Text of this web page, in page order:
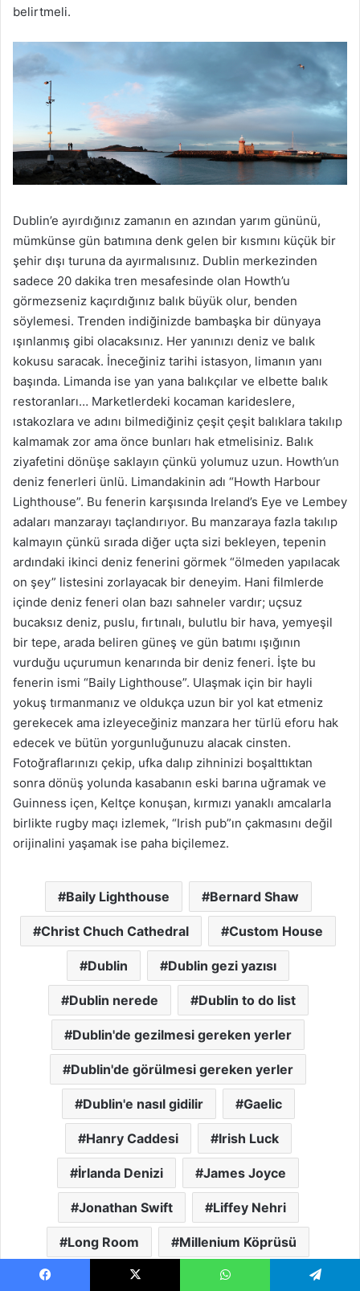
belirtmeli.
Dublin’e ayırdığınız zamanın en azından yarım gününü,
mümkünse gün batımına denk gelen bir kısmını küçük bir
şehir dışı turuna da ayırmalısınız. Dublin merkezinden
sadece 20 dakika tren mesafesinde olan Howth’u
görmezseniz kaçırdığınız balık büyük olur, benden
söylemesi. Trenden indiğinizde bambaşka bir dünyaya
ışınlanmış gibi olacaksınız. Her yanınızı deniz ve balık
kokusu saracak. İneceğiniz tarihi istasyon, limanın yanı
başında. Limanda ise yan yana balıkçılar ve elbette balık
restoranları… Marketlerdeki kocaman karideslere,
ıstakozlara ve adını bilmediğiniz çeşit çeşit balıklara takılıp
kalmamak zor ama önce bunları hak etmelisiniz. Balık
ziyafetini dönüşe saklayın çünkü yolumuz uzun. Howth’un
deniz fenerleri ünlü. Limandakinin adı “Howth Harbour
Lighthouse”. Bu fenerin karşısında Ireland’s Eye ve Lembey
adaları manzarayı taçlandırıyor. Bu manzaraya fazla takılıp
kalmayın çünkü sırada diğer uçta sizi bekleyen, tepenin
ardındaki ikinci deniz fenerini görmek “ölmeden yapılacak
on şey” listesini zorlayacak bir deneyim. Hani filmlerde
içinde deniz feneri olan bazı sahneler vardır; uçsuz
bucaksız deniz, puslu, fırtınalı, bulutlu bir hava, yemyeşil
bir tepe, arada beliren güneş ve gün batımı ışığının
vurduğu uçurumun kenarında bir deniz feneri. İşte bu
fenerin ismi “Baily Lighthouse”. Ulaşmak için bir hayli
yokuş tırmanmanız ve oldukça uzun bir yol kat etmeniz
gerekecek ama izleyeceğiniz manzara her türlü eforu hak
edecek ve bütün yorgunluğunuzu alacak cinsten.
Fotoğraflarınızı çekip, ufka dalıp zihninizi boşalttıktan
sonra dönüş yolunda kasabanın eski barına uğramak ve
Guinness içen, Keltçe konuşan, kırmızı yanaklı amcalarla
birlikte rugby maçı izlemek, “Irish pub”ın çakmasını değil
orijinalini yaşamak ise paha biçilemez.
Baily Lighthouse Bernard Shaw
Christ Chuch Cathedral Custom House
Dublin Dublin gezi yazısı
Dublin nerede Dublin to do list
Dublin'de gezilmesi gereken yerler
Dublin'de görülmesi gereken yerler
Dublin'e nasıl gidilir Gaelic
Hanry Caddesi Irish Luck
İrlanda Denizi James Joyce
Jonathan Swift Liffey Nehri
Long Room Millenium Köprüsü
ölmeden yapılacak on şey Oscar Wilde